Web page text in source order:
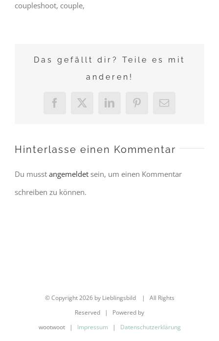
coupleshoot, couple,
Das gefällt dir? Teile es mit
anderen!
Facebook
X LinkedInPinterest
E-
Hinterlasse einen Kommentar
Du musst angemeldet sein, um einen Kommentar
schreiben zu können.
© Copyright2026 by Lieblingsbild | All Rights
Reserved | Powered by
wootwoot | Impressum | Datenschutzerklärung